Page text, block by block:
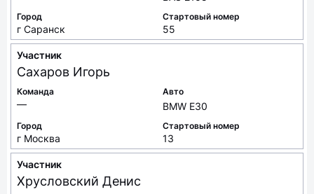
Город
г Саранск
Стартовый номер
55
Участник
Сахаров Игорь
Команда
—
Авто
BMW E30
Город
г Москва
Стартовый номер
13
Участник
Хрусловский Денис